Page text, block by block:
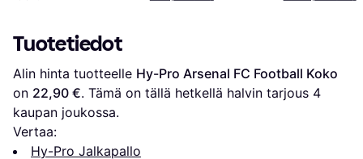
Tuotetiedot
Alin hinta tuotteelle Hy-Pro Arsenal FC Football Koko
on 22,90 €. Tämä on tällä hetkellä halvin tarjous 4
kaupan joukossa.
Vertaa:
Hy-Pro Jalkapallo